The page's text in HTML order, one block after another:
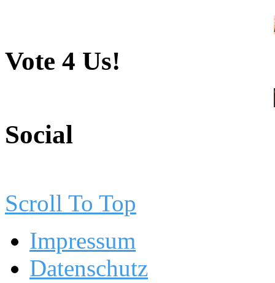
Vote 4 Us!
Social
Scroll To Top
Impressum
Datenschutz